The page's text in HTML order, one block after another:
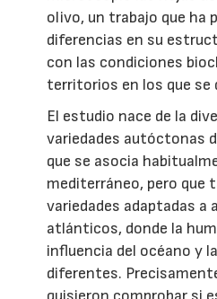
olivo, un trabajo que ha
diferencias en su
con las condiciones
territorios en los que se
El estudio nace de la
variedades autóctonas
que se asocia
mediterráneo, pero que
variedades adaptadas a
atlánticos, donde la
influencia del océano y
diferentes.